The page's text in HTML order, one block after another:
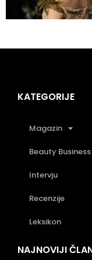
KATEGORIJE
Magazin
Beauty Business
Intervju
Recenzije
Leksikon
NAJNOVIJI